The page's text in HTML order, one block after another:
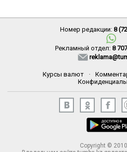
Номер редакции: 8
Рекламный отдел: 8
Курсы валют ·
Copyright ©